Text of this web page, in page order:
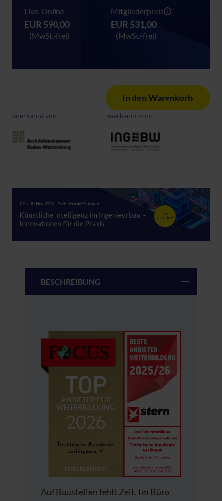
Live-Online
EUR 590,00
(MwSt.-frei)
Mitgliederpreis
EUR 531,00
(MwSt.-frei)
In den Warenkorb
anerkannt von: anerkannt von:
BESCHREIBUNG
Auf Baustellen fehlt Zeit. Im Büro